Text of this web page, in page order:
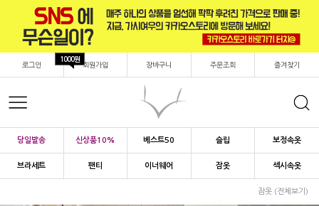
로그인 회원가입
1000원
장바구니 주문조회 즐겨찾기
당일발송 신상품10% 베스트50 슬립 보정속옷
브라세트 팬티 이너웨어 잠옷 섹시속옷
잠옷 (전체보기)